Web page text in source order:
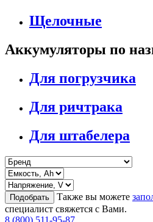
Щелочные
Аккумуляторы по
Для погрузчика
Для ричтрака
Для штабелера
Подобрать Также вы можете
специалист свяжется с Вами.
8 (800) 511-95-87